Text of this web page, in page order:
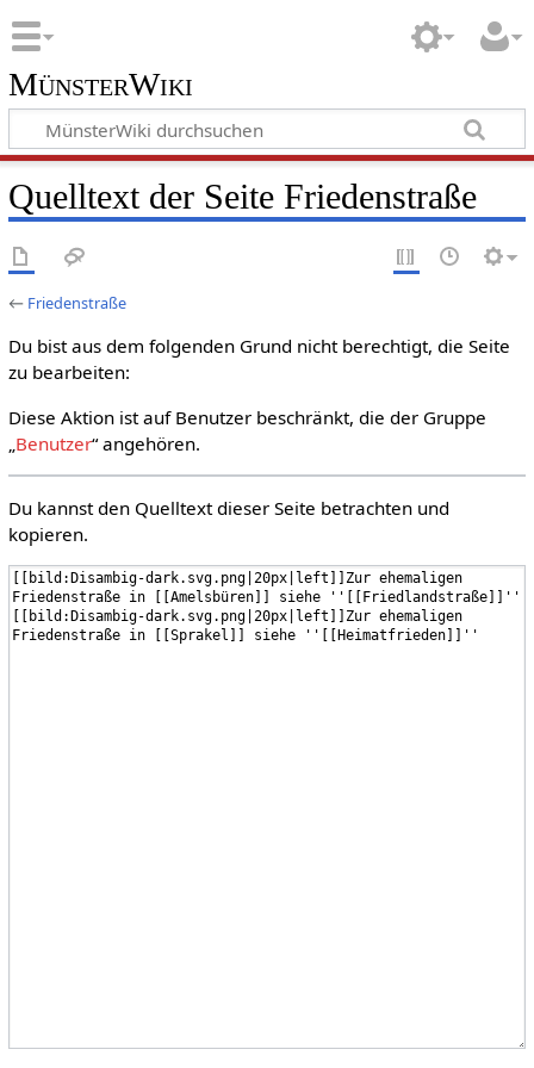
MünsterWiki
Quelltext der Seite Friedenstraße
← Friedenstraße
Du bist aus dem folgenden Grund nicht berechtigt, die Seite
zu bearbeiten:
Diese Aktion ist auf Benutzer beschränkt, die der Gruppe
Benutzer“ angehören.
Du kannst den Quelltext dieser Seite betrachten und
kopieren.